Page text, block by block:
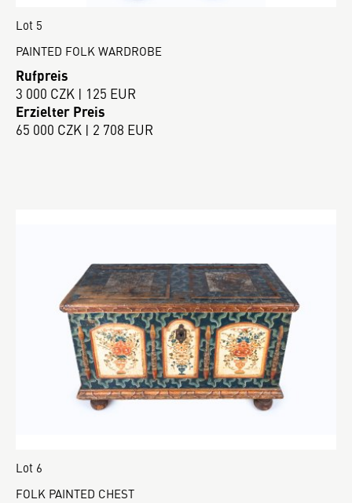
Lot 5
PAINTED FOLK WARDROBE
Rufpreis
3 000 CZK | 125 EUR
Erzielter Preis
65 000 CZK | 2 708 EUR
Lot 6
FOLK PAINTED CHEST